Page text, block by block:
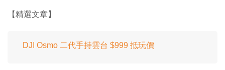
【精選文章】
DJI Osmo 二代手持雲台 $999 抵玩價